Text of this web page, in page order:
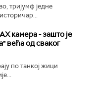
тријумф једне
камера - зашто је
већа од сваког
по танкој жици